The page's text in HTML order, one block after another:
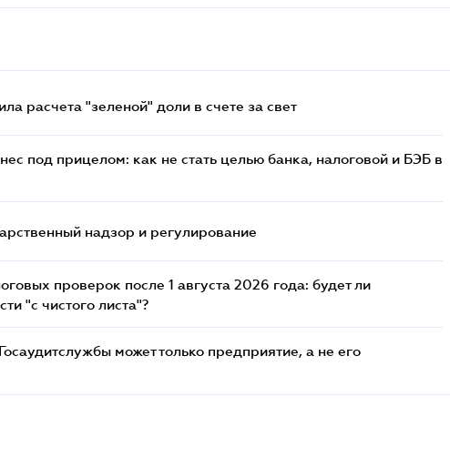
расчета "зеленой" доли в счете за свет
под прицелом: как не стать целью банка, налоговой и БЭБ в
надзор и регулирование
проверок после 1 августа 2026 года: будет ли
"с чистого листа"?
может только предприятие, а не его